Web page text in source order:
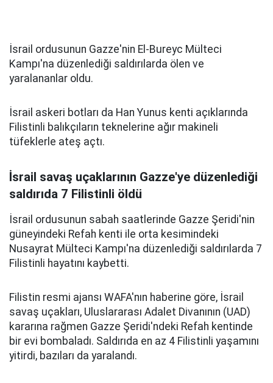
İsrail ordusunun Gazze'nin El-Bureyc Mülteci
Kampı'na düzenlediği saldırılarda ölen ve
yaralananlar oldu.
İsrail askeri botları da Han Yunus kenti açıklarında
Filistinli balıkçıların teknelerine ağır makineli
tüfeklerle ateş açtı.
İsrail savaş uçaklarının Gazze'ye düzenlediği
saldırıda 7 Filistinli öldü
İsrail ordusunun sabah saatlerinde Gazze Şeridi'nin
güneyindeki Refah kenti ile orta kesimindeki
Nusayrat Mülteci Kampı'na düzenlediği saldırılarda 7
Filistinli hayatını kaybetti.
Filistin resmi ajansı WAFA'nın haberine göre, İsrail
savaş uçakları, Uluslararası Adalet Divanının (UAD)
kararına rağmen Gazze Şeridi'ndeki Refah kentinde
bir evi bombaladı. Saldırıda en az 4 Filistinli yaşamını
yitirdi, bazıları da yaralandı.